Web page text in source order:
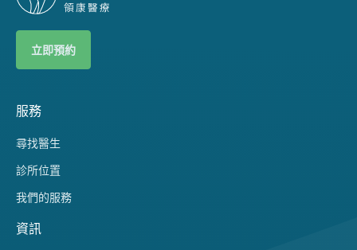
立即預約
服務
尋找醫生
診所位置
我們的服務
資訊